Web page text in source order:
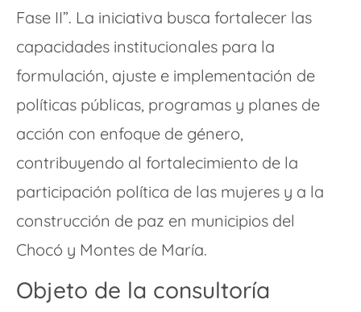
Fase II”. La iniciativa busca fortalecer las
capacidades institucionales para la
formulación, ajuste e implementación de
políticas públicas, programas y planes de
acción con enfoque de género,
contribuyendo al fortalecimiento de la
participación política de las mujeres y a la
construcción de paz en municipios del
Chocó y Montes de María.
Objeto de la consultoría